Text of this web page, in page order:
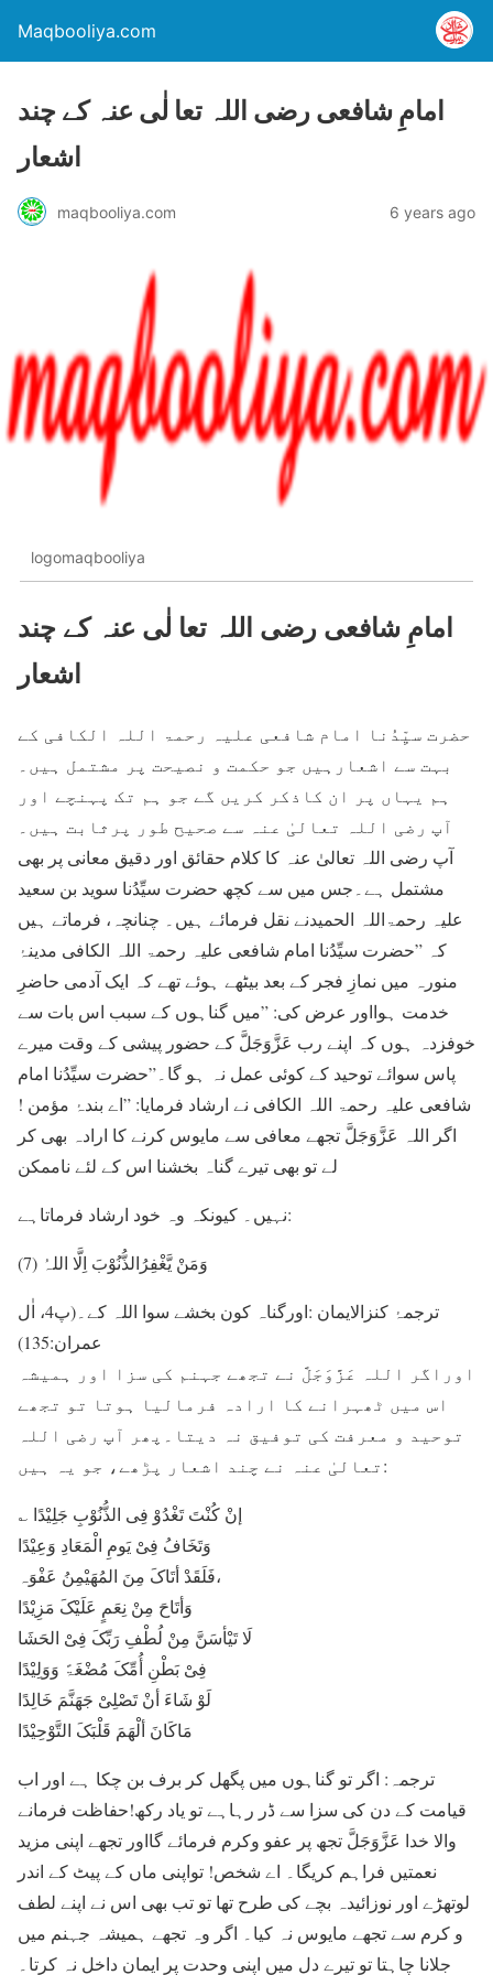
Maqbooliya.com
امامِ شافعی رضی اللہ تعا لٰی عنہ کے چند
اشعار
maqbooliya.com 6 years ago
logomaqbooliya
امامِ شافعی رضی اللہ تعا لٰی عنہ کے چند
اشعار
حضرت سیِّدُنا امام شافعی علیہ رحمۃ اللہ الکافی کے
بہت سے اشعارہیں جو حکمت و نصیحت پر مشتمل ہیں۔
ہم یہاں پر ان کاذکر کریں گے جو ہم تک پہنچے اور
آپ رضی اللہ تعالیٰ عنہ سے صحیح طور پرثابت ہیں۔
آپ رضی اللہ تعالیٰ عنہ کا کلام حقائق اور دقیق معانی پر بھی
مشتمل ہے۔جس میں سے کچھ حضرت سیِّدُنا سوید بن سعید
علیہ رحمۃاللہ الحمیدنے نقل فرمائے ہیں۔ چنانچہ، فرماتے ہیں
کہ ”حضرت سیِّدُنا امام شافعی علیہ رحمۃ اللہ الکافی مدینۂ
منورہ میں نمازِ فجر کے بعد بیٹھے ہوئے تھے کہ ایک آدمی حاضرِ
خدمت ہوااور عرض کی: ”میں گناہوں کے سبب اس بات سے
خوفزدہ ہوں کہ اپنے رب عَزَّوَجَلَّ کے حضور پیشی کے وقت میرے
پاس سوائے توحید کے کوئی عمل نہ ہو گا۔”حضرت سیِّدُنا امام
شافعی علیہ رحمۃ اللہ الکافی نے ارشاد فرمایا: ”اے بندۂ مؤمن !
اگر اللہ عَزَّوَجَلَّ تجھے معافی سے مایوس کرنے کا ارادہ بھی کر
لے تو بھی تیرے گناہ بخشنا اس کے لئے ناممکن
نہیں۔ کیونکہ وہ خود ارشاد فرماتاہے:
(7) وَمَنْ یَّغْفِرُالذُّنُوْبَ اِلَّا اللہُ
ترجمۂ کنزالایمان :اورگناہ کون بخشے سوا اللہ کے۔(پ4، اٰل
عمران:135)
اوراگر اللہ عَزَّوَجَلَّ نے تجھے جہنم کی سزا اور ہمیشہ
اس میں ٹھہرانے کا ارادہ فرمالیا ہوتا تو تجھے
توحید و معرفت کی توفیق نہ دیتا۔پھر آپ رضی اللہ
تعالیٰ عنہ نے چند اشعار پڑھے، جو یہ ہیں:
؎ إنْ کُنْتَ تَغْدُوْ فِی الذُّنُوْبِ جَلِیْدًا
وَتَخَافُ فِیْ یَومِ الْمَعَادِ وَعِیْدًا
فَلَقَدْ أتَاکَ مِنَ المُھَیْمِنُ عَفْوَہ،
وَأتَاحَ مِنْ نِعَمٍ عَلَیْکَ مَزِیْدًا
لَا تَیْأسَنَّ مِنْ لُطْفِ رَبِّکَ فِیْ الحَشَا
فِیْ بَطْنِ أُمِّکَ مُضْغَۃً وَوَلِیْدًا
لَوْ شَاءَ أنْ تَصْلِیْ جَھَنَّمَ خَالِدًا
مَاکَانَ ألْھَمَ قَلْبَکَ التَّوْحِیْدًا
ترجمہ: اگر تو گناہوں میں پگھل کر برف بن چکا ہے اور اب
قیامت کے دن کی سزا سے ڈر رہاہے تو یاد رکھ!حفاظت فرمانے
والا خدا عَزَّوَجَلَّ تجھ پر عفو وکرم فرمائے گااور تجھے اپنی مزید
نعمتیں فراہم کریگا۔ اے شخص! تواپنی ماں کے پیٹ کے اندر
لوتھڑے اور نوزائیدہ بچے کی طرح تھا تو تب بھی اس نے اپنے لطف
و کرم سے تجھے مایوس نہ کیا۔ اگر وہ تجھے ہمیشہ جہنم میں
جلانا چاہتا تو تیرے دل میں اپنی وحدت پر ایمان داخل نہ کرتا۔